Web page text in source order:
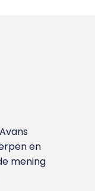
en
mening